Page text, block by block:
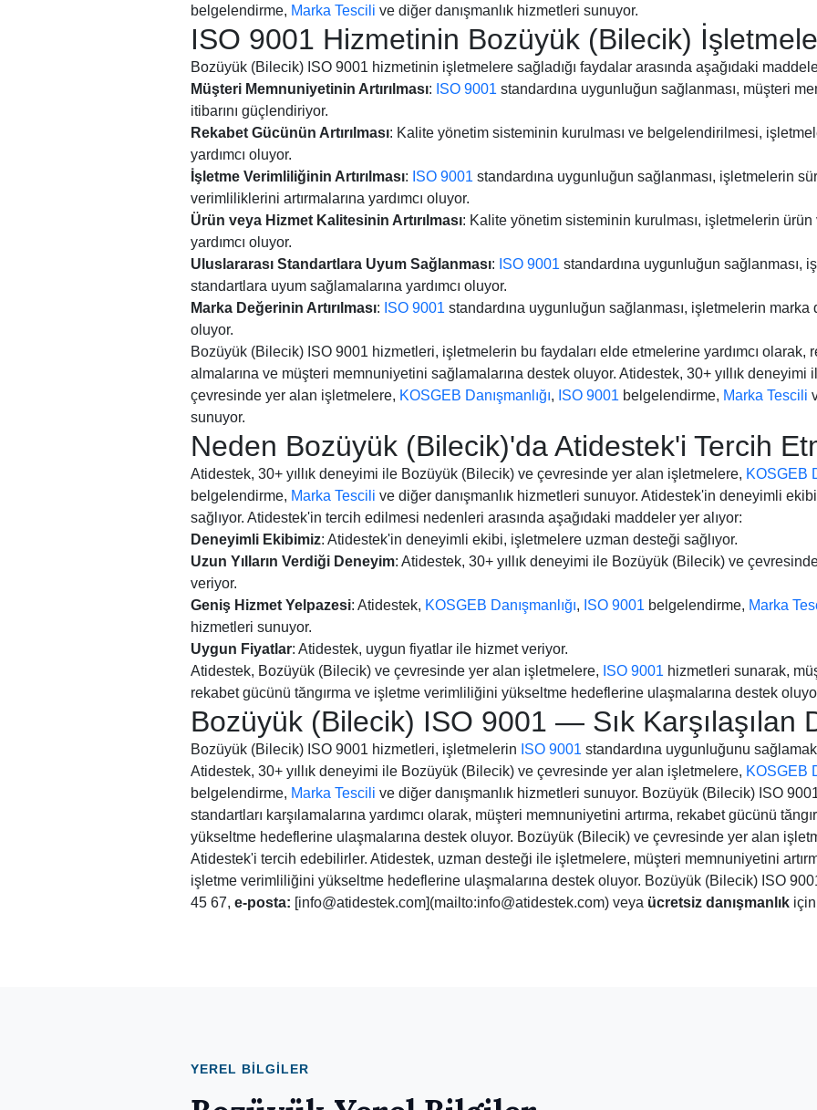
belgelendirme, Marka Tescili ve diğer danışmanlık hizmetleri sunuyor.
ISO 9001 Hizmetinin Bozüyük (Bilecik)
Bozüyük (Bilecik) ISO 9001 hizmetinin işletmelere sağladığı faydalar arasında aşağıdaki
Müşteri Memnuniyetinin Artırılması: ISO 9001 standardına uygunluğun sağlanması, müşteri
itibarını güçlendiriyor.
Rekabet Gücünün Artırılması: Kalite yönetim sisteminin kurulması ve belgelendirilmesi,
yardımcı oluyor.
İşletme Verimliliğinin Artırılması: ISO 9001 standardına uygunluğun sağlanması, işletmelerin
verimliliklerini artırmalarına yardımcı oluyor.
Ürün veya Hizmet Kalitesinin Artırılması: Kalite yönetim sisteminin kurulması, işletmelerin ürün
yardımcı oluyor.
Uluslararası Standartlara Uyum Sağlanması: ISO 9001 standardına uygunluğun sağlanması,
standartlara uyum sağlamalarına yardımcı oluyor.
Marka Değerinin Artırılması: ISO 9001 standardına uygunluğun sağlanması, işletmelerin marka
oluyor.
Bozüyük (Bilecik) ISO 9001 hizmetleri, işletmelerin bu faydaları elde etmelerine yardımcı olarak,
almalarına ve müşteri memnuniyetini sağlamalarına destek oluyor. Atidestek, 30+ yıllık
çevresinde yer alan işletmelere, KOSGEB Danışmanlığı, ISO 9001 belgelendirme, Marka Tescili
sunuyor.
Neden Bozüyük (Bilecik)'da Atidestek'i Tercih
Atidestek, 30+ yıllık deneyimi ile Bozüyük (Bilecik) ve çevresinde yer alan işletmelere, KOSGEB
belgelendirme, Marka Tescili ve diğer danışmanlık hizmetleri sunuyor. Atidestek'in deneyimli
sağlıyor. Atidestek'in tercih edilmesi nedenleri arasında aşağıdaki maddeler yer alıyor:
Deneyimli Ekibimiz: Atidestek'in deneyimli ekibi, işletmelere uzman desteği sağlıyor.
Uzun Yılların Verdiği Deneyim: Atidestek, 30+ yıllık deneyimi ile Bozüyük (Bilecik) ve
veriyor.
Geniş Hizmet Yelpazesi: Atidestek, KOSGEB Danışmanlığı, ISO 9001 belgelendirme, Marka
hizmetleri sunuyor.
Uygun Fiyatlar: Atidestek, uygun fiyatlar ile hizmet veriyor.
Atidestek, Bozüyük (Bilecik) ve çevresinde yer alan işletmelere, ISO 9001 hizmetleri sunarak,
rekabet gücünü tăngırma ve işletme verimliliğini yükseltme hedeflerine ulaşmalarına destek
Bozüyük (Bilecik) ISO 9001 — Sık Karşılaşılan
Bozüyük (Bilecik) ISO 9001 hizmetleri, işletmelerin ISO 9001 standardına uygunluğunu
Atidestek, 30+ yıllık deneyimi ile Bozüyük (Bilecik) ve çevresinde yer alan işletmelere, KOSGEB
belgelendirme, Marka Tescili ve diğer danışmanlık hizmetleri sunuyor. Bozüyük (Bilecik) ISO
standartları karşılamalarına yardımcı olarak, müşteri memnuniyetini artırma, rekabet gücünü
yükseltme hedeflerine ulaşmalarına destek oluyor. Bozüyük (Bilecik) ve çevresinde yer alan
Atidestek'i tercih edebilirler. Atidestek, uzman desteği ile işletmelere, müşteri memnuniyetini
işletme verimliliğini yükseltme hedeflerine ulaşmalarına destek oluyor. Bozüyük (Bilecik) ISO
45 67, e-posta: [info@atidestek.com](mailto:info@atidestek.com) veya ücretsiz danışmanlık
YEREL BILGILER